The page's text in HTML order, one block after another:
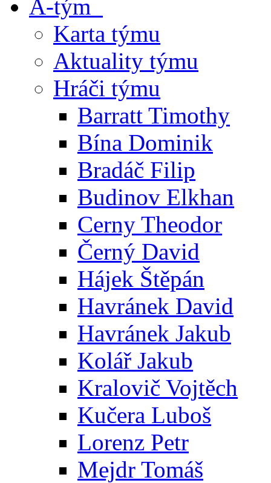
A-tým
Karta týmu
Aktuality týmu
Hráči týmu
Barratt Timothy
Bína Dominik
Bradáč Filip
Budinov Elkhan
Cerny Theodor
Černý David
Hájek Štěpán
Havránek David
Havránek Jakub
Kolář Jakub
Kralovič Vojtěch
Kučera Luboš
Lorenz Petr
Mejdr Tomáš